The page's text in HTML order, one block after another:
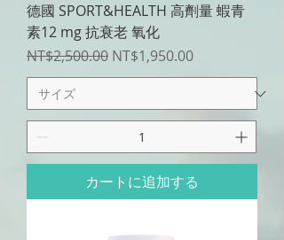
德國 SPORT&HEALTH 高劑量 蝦青
素12 mg 抗衰老 氧化
通常価格
NT$2,500.00 セール価格
NT$1,950.00
カートに追加する